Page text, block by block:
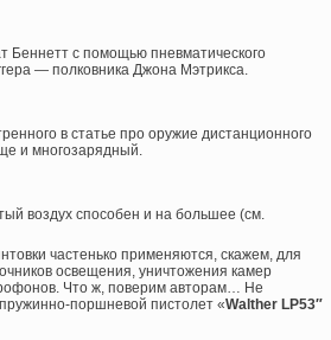
Беннетт с помощью пневматического
— полковника Джона Мэтрикса.
в статье про оружие дистанционного
и многозарядный.
воздух способен и на большее (см.
частенько применяются, скажем, для
освещения, уничтожения камер
Что ж, поверим авторам… Не
поршневой пистолет «Walther LP53″